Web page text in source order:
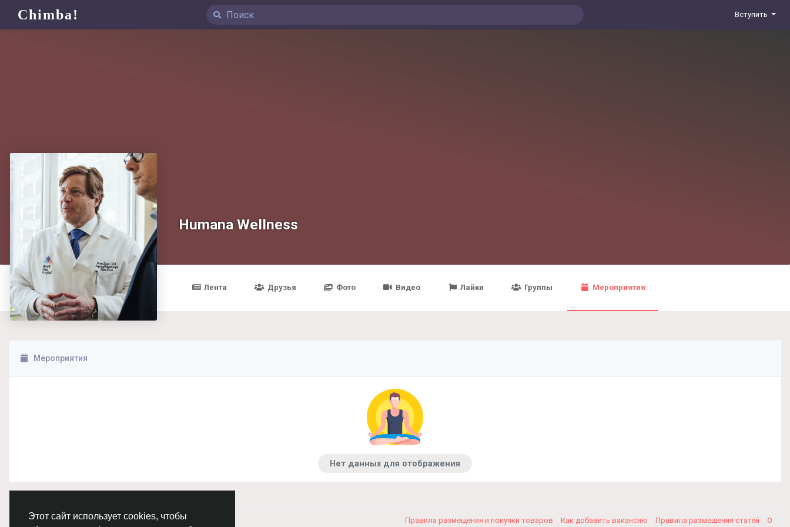
Этот сайт использует cookies, чтобы
Chimba! Вступить
Humana Wellness
Лента Друзья Фото Видео Лайки Группы Мероприятия
Мероприятия
Нет данных для отображения
© 2026 Chimba! Русский Правила размещения и покупки товаров Как добавить вакансию Правила размещения статей О